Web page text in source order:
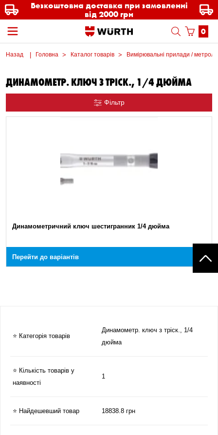
Безкоштовна доставка при замовленні
від 2000 грн
0
Назад Головна Каталог товарів Вимірювальні прилади /
ДИНАМОМЕТР. КЛЮЧ З ТРІСК., 1/4 ДЮЙМА
Фільтр
Динамометричний ключ шестигранник 1/4 дюйма
Перейти до варіантів
⭐ Категорія товарів
Динамометр. ключ з тріск., 1/4
дюйма
⭐ Кількість товарів у
наявності
1
⭐ Найдешевший товар 18838.8 грн